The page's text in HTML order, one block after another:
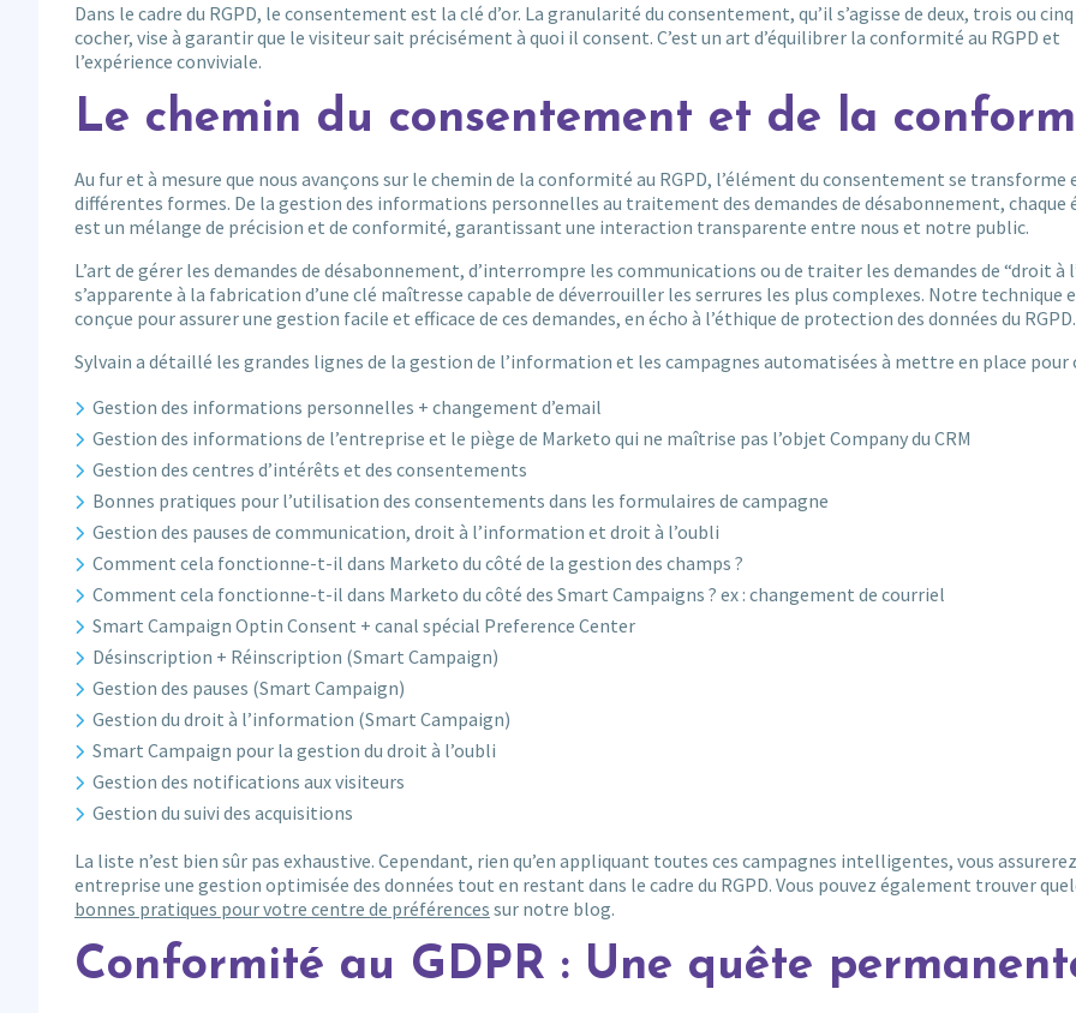
Dans le cadre du RGPD, le consentement est la clé d’or. La granularité du consentement, qu’il s’agisse de deux, trois ou cinq
cocher, vise à garantir que le visiteur sait précisément à quoi il consent. C’est un art d’équilibrer la conformité au RGPD et
l’expérience conviviale.
Le chemin du consentement et de la
Au fur et à mesure que nous avançons sur le chemin de la conformité au RGPD, l’élément du consentement se transforme
différentes formes. De la gestion des informations personnelles au traitement des demandes de désabonnement, chaque
est un mélange de précision et de conformité, garantissant une interaction transparente entre nous et notre public.
L’art de gérer les demandes de désabonnement, d’interrompre les communications ou de traiter les demandes de “droit à
s’apparente à la fabrication d’une clé maîtresse capable de déverrouiller les serrures les plus complexes. Notre technique
conçue pour assurer une gestion facile et efficace de ces demandes, en écho à l’éthique de protection des données du RGPD.
Sylvain a détaillé les grandes lignes de la gestion de l’information et les campagnes automatisées à mettre en place pour
Gestion des informations personnelles + changement d’email
Gestion des informations de l’entreprise et le piège de Marketo qui ne maîtrise pas l’objet Company du CRM
Gestion des centres d’intérêts et des consentements
Bonnes pratiques pour l’utilisation des consentements dans les formulaires de campagne
Gestion des pauses de communication, droit à l’information et droit à l’oubli
Comment cela fonctionne-t-il dans Marketo du côté de la gestion des champs ?
Comment cela fonctionne-t-il dans Marketo du côté des Smart Campaigns ? ex : changement de courriel
Smart Campaign Optin Consent + canal spécial Preference Center
Désinscription + Réinscription (Smart Campaign)
Gestion des pauses (Smart Campaign)
Gestion du droit à l’information (Smart Campaign)
Smart Campaign pour la gestion du droit à l’oubli
Gestion des notifications aux visiteurs
Gestion du suivi des acquisitions
La liste n’est bien sûr pas exhaustive. Cependant, rien qu’en appliquant toutes ces campagnes intelligentes, vous
entreprise une gestion optimisée des données tout en restant dans le cadre du RGPD. Vous pouvez également trouver
bonnes pratiques pour votre centre de préférences sur notre blog.
Conformité au GDPR : Une quête